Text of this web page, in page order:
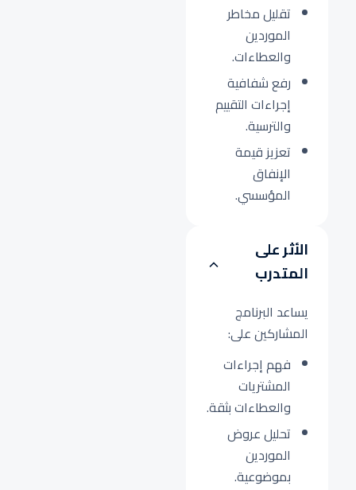
تقليل مخاطر
الموردين
والعطاءات.
رفع شفافية
إجراءات التقييم
والترسية.
تعزيز قيمة
الإنفاق
المؤسسي.
الأثر على
المتدرب
يساعد البرنامج
المشاركين على:
فهم إجراءات
المشتريات
والعطاءات بثقة.
تحليل عروض
الموردين
بموضوعية.